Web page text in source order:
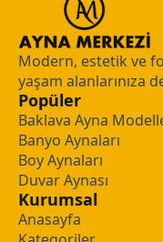
Modern, estetik ve
yaşam alanlarınıza
Popüler
Baklava Ayna
Banyo Aynaları
Boy Aynaları
Duvar Aynası
Kurumsal
Anasayfa